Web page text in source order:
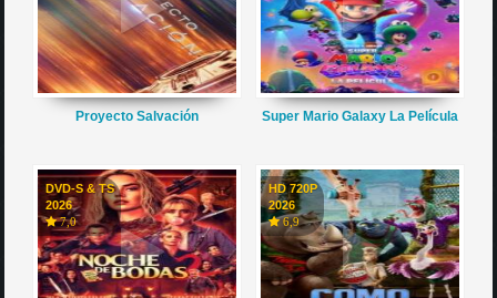
Proyecto Salvación Super Mario Galaxy La Película
DVD-S & TS
2026
7,0
HD 720P
2026
6,9